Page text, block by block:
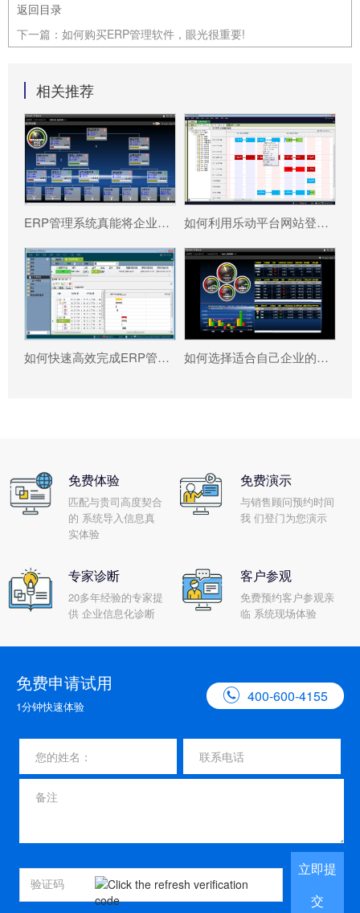
返回目录
下一篇： 如何购买ERP管理软件，眼光很重要!
相关推荐
ERP管理系统真能将企业数据转化为可执行决策吗? 如何利用乐动平台网站登录入口_乐动（中国） 系统更好提升企业运营效率?
如何快速高效完成ERP管理系统配置? 如何选择适合自己企业的乐动平台网站登录入口_乐动（中国） ?
免费体验
匹配与贵司高度契合
的 系统导入信息真
实体验
免费演示
与销售顾问预约时间
我 们登门为您演示
专家诊断
20多年经验的专家提
供 企业信息化诊断
客户参观
免费预约客户参观亲
临 系统现场体验
免费申请试用
1分钟快速体验
 400-600-4155
立即提
交